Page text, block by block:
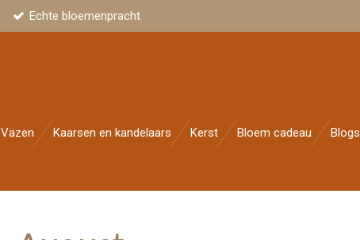
Echte bloemenpracht
Vazen Kaarsen en kandelaars Kerst Bloem cadeau Blogs